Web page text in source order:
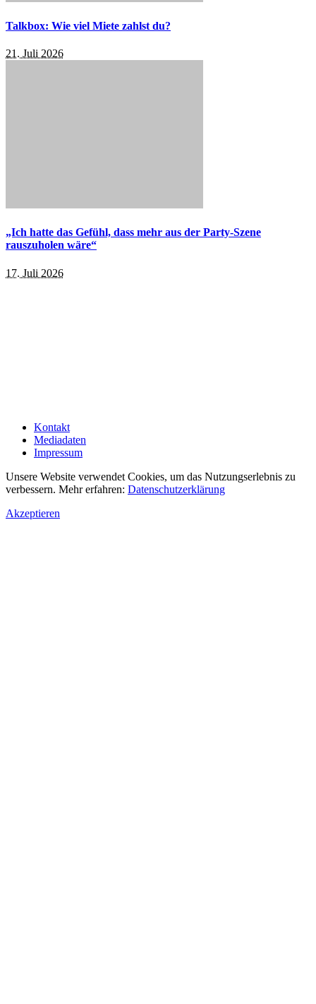
Talkbox: Wie viel Miete zahlst du?
21. Juli 2026
„Ich hatte das Gefühl, dass mehr aus der Party-Szene
rauszuholen wäre“
17. Juli 2026
Kontakt
Mediadaten
Impressum
Unsere Website verwendet Cookies, um das Nutzungserlebnis zu
verbessern. Mehr erfahren: Datenschutzerklärung
Akzeptieren